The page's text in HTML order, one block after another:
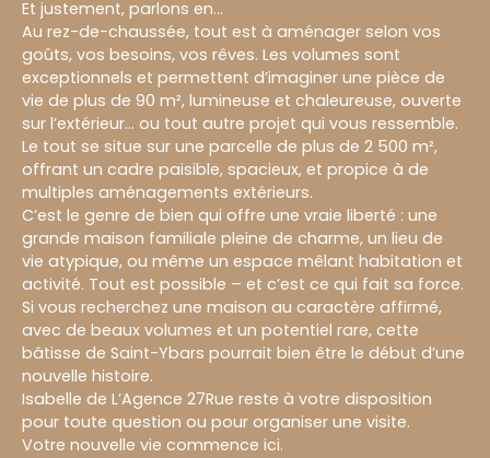
Et justement, parlons en…
Au rez-de-chaussée, tout est à aménager selon vos
goûts, vos besoins, vos rêves. Les volumes sont
exceptionnels et permettent d’imaginer une pièce de
vie de plus de 90 m², lumineuse et chaleureuse, ouverte
sur l’extérieur… ou tout autre projet qui vous ressemble.
Le tout se situe sur une parcelle de plus de 2 500 m²,
offrant un cadre paisible, spacieux, et propice à de
multiples aménagements extérieurs.
C’est le genre de bien qui offre une vraie liberté : une
grande maison familiale pleine de charme, un lieu de
vie atypique, ou même un espace mêlant habitation et
activité. Tout est possible – et c’est ce qui fait sa force.
Si vous recherchez une maison au caractère affirmé,
avec de beaux volumes et un potentiel rare, cette
bâtisse de Saint-Ybars pourrait bien être le début d’une
nouvelle histoire.
Isabelle de L’Agence 27Rue reste à votre disposition
pour toute question ou pour organiser une visite.
Votre nouvelle vie commence ici.